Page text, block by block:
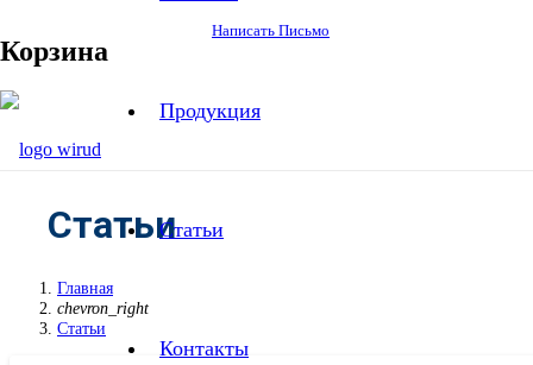
Корзина
Написать Письмо
Продукция
Статьи
Контакты
Статьи
Главная
chevron_right
Статьи